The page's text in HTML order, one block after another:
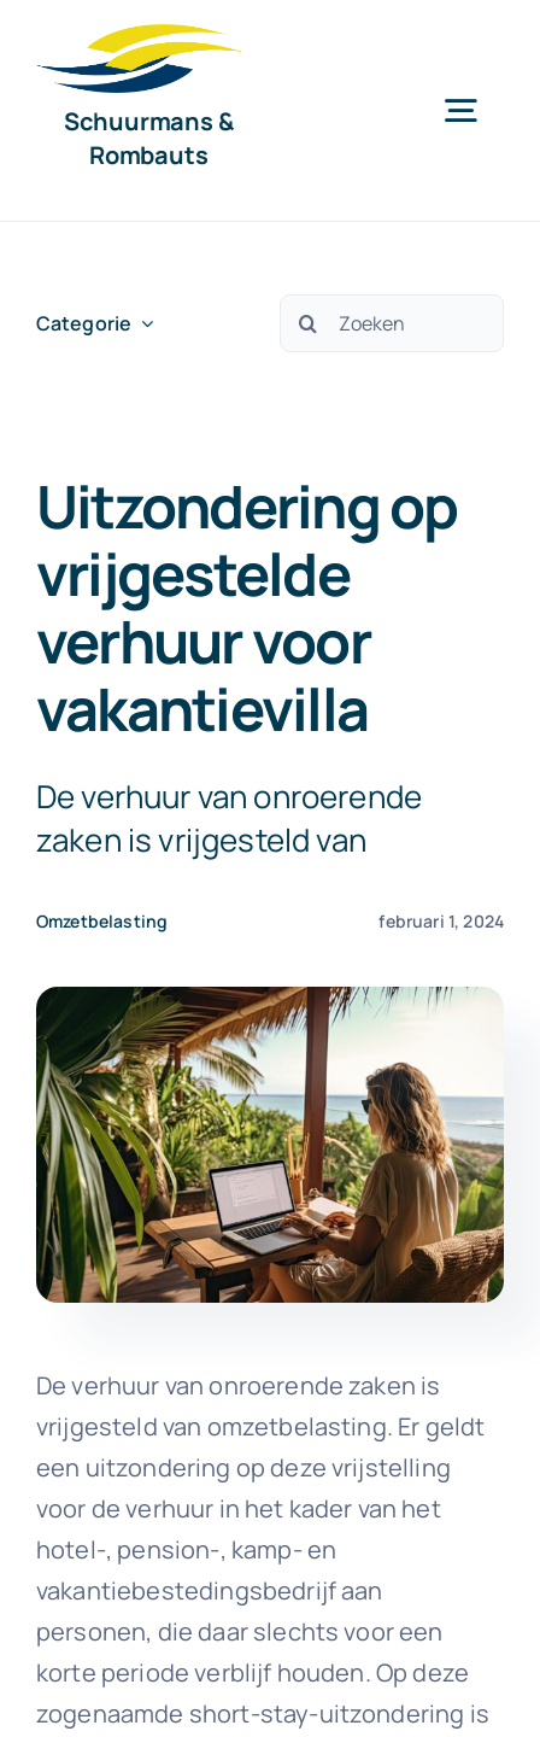
naar
Schuurmans &
Rombauts
Nieuws
Exact Online
Neem contact op!
Categorie
Zoeken
Uitzondering op
vrijgestelde
verhuur voor
vakantievilla
De verhuur van onroerende
zaken is vrijgesteld van
Omzetbelasting februari 1, 2024
De verhuur van onroerende zaken is
vrijgesteld van omzetbelasting. Er geldt
een uitzondering op deze vrijstelling
voor de verhuur in het kader van het
hotel-, pension-, kamp- en
vakantiebestedingsbedrijf aan
personen, die daar slechts voor een
korte periode verblijf houden. Op deze
zogenaamde short-stay-uitzondering is